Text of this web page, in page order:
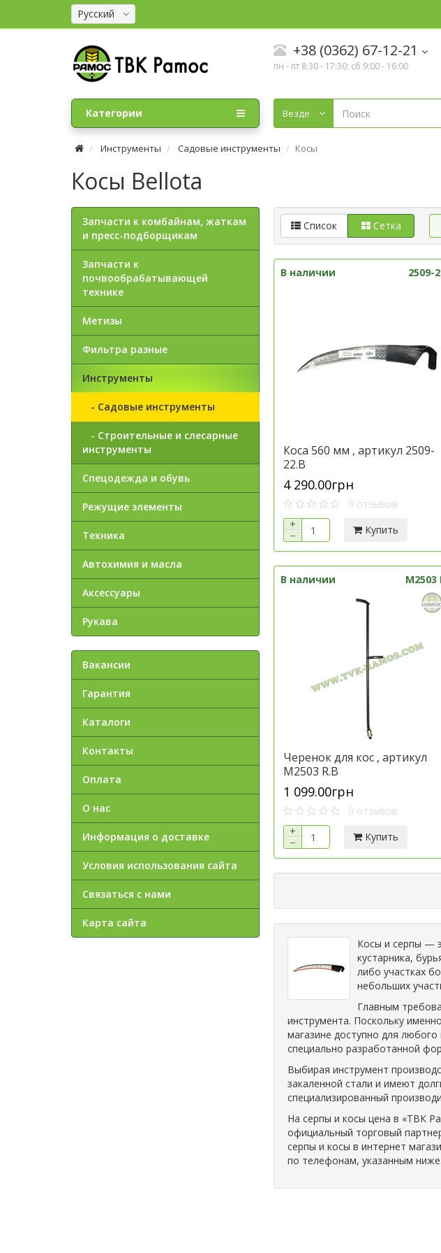
Русский
+38 (0362) 67-12-21
пн - пт 8:30 - 17:30; сб 9:00 - 16:00
Везде
Категории
Инструменты Садовые инструменты Косы
Косы Bellota
Запчасти к комбайнам, жаткам
и пресс-подборщикам
Запчасти к
почвообрабатывающей
технике
Метизы
Фильтра разные
Инструменты
- Садовые инструменты
- Строительные и слесарные
инструменты
Спецодежда и обувь
Режущие элементы
Техника
Автохимия и масла
Аксессуары
Рукава
Вакансии
Гарантия
Каталоги
Контакты
Оплата
О нас
Информация о доставке
Условия использования сайта
Связаться с нами
Карта сайта
Список Сетка
В наличии 2509-
Коса 560 мм , артикул 2509-
22.B
4 290.00грн
0 отзывов
+
−
Купить
В наличии M2503
Черенок для кос , артикул
M2503 R.B
1 099.00грн
0 отзывов
+
−
Купить
Косы и серпы —
кустарника,
либо участках
небольших
Главным
инструмента. Поскольку
магазине доступно для
специально разработанной
Выбирая инструмент
закаленной стали и имеют
специализированный
На серпы и косы цена в «ТВК
официальный торговый
серпы и косы в интернет
по телефонам, указанным ниже.